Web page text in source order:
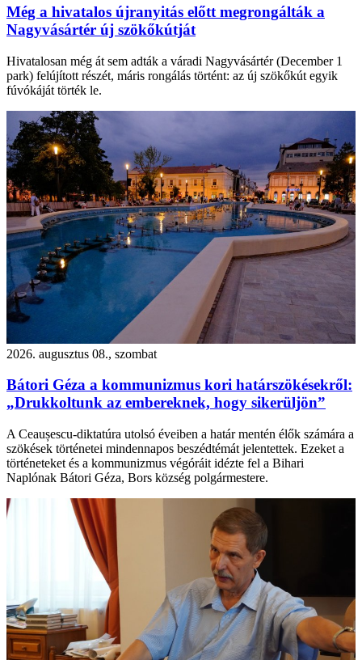
Még a hivatalos újranyitás előtt megrongálták a
Nagyvásártér új szökőkútját
Hivatalosan még át sem adták a váradi Nagyvásártér (December 1
park) felújított részét, máris rongálás történt: az új szökőkút egyik
fúvókáját törték le.
2026. augusztus 08., szombat
Bátori Géza a kommunizmus kori határszökésekről:
„Drukkoltunk az embereknek, hogy sikerüljön”
A Ceaușescu-diktatúra utolsó éveiben a határ mentén élők számára a
szökések történetei mindennapos beszédtémát jelentettek. Ezeket a
történeteket és a kommunizmus végóráit idézte fel a Bihari
Naplónak Bátori Géza, Bors község polgármestere.